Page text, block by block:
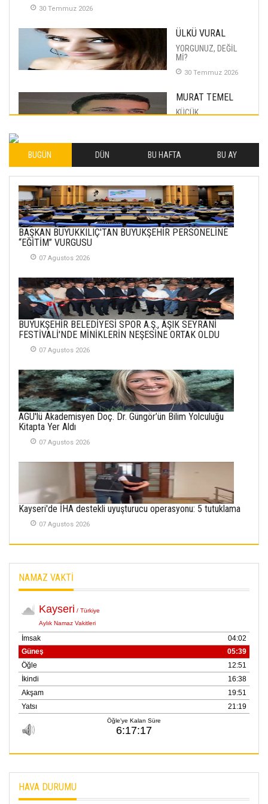
30 Temmuz 2026
ÜLKÜ VURAL
YORGUNUZ, DEĞİL
Mİ?
30 Temmuz 2026
MURAT TEMEL
KÜÇÜK
İLHAN YILMAZ
SOFRADA AYRIMCILIK
VAR
26 Subat 2026
METİN ERTEM
SEMRA ŞAHİN
KENDİNE UYANMAK
30 Temmuz 2026
İlgi Alanlarımız ve Biz
02 Ekim 2025
SABAHATTİN
SÜRMEN
BUGÜN DÜN BU HAFTA BU AY
BAŞKAN BÜYÜKKILIÇ'TAN BÜYÜKŞEHİR PERSONELİNE
“EĞİTİM” VURGUSU
07 Agustos 2026
BÜYÜKŞEHİR BELEDİYESİ SPOR A.Ş., ÂŞIK SEYRANİ
FESTİVALİ'NDE MİNİKLERİN NEŞESİNE ORTAK OLDU
07 Agustos 2026
AGÜ'lü Akademisyen Doç. Dr. Güngör’ün Bilim Yolculuğu
Kitapta Yer Aldı
07 Agustos 2026
Kayseri'de İHA destekli uyuşturucu operasyonu: 5 tutuklama
07 Agustos 2026
NAMAZ VAKTİ
HAVA DURUMU